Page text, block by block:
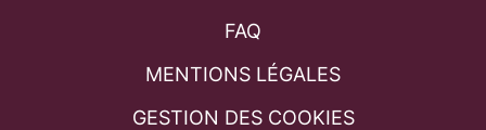
FAQ
MENTIONS LÉGALES
GESTION DES COOKIES